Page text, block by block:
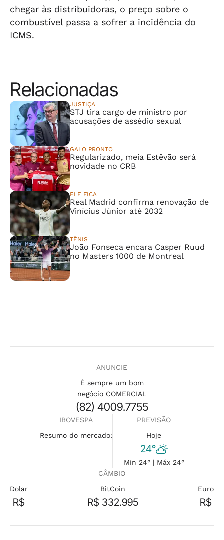
chegar às distribuidoras, o preço sobre o
combustível passa a sofrer a incidência do
ICMS.
Relacionadas
JUSTIÇA
STJ tira cargo de ministro por
acusações de assédio sexual
GALO PRONTO
Regularizado, meia Estêvão será
novidade no CRB
ELE FICA
Real Madrid confirma renovação de
Vinícius Júnior até 2032
TÊNIS
João Fonseca encara Casper Ruud
no Masters 1000 de Montreal
ANUNCIE
É sempre um bom
negócio COMERCIAL
(82) 4009.7755
IBOVESPA
Resumo do mercado:
PREVISÃO
Hoje
24°
Min 24° | Máx 24°
CÂMBIO
Dolar
R$
BitCoin
R$ 332.995
Euro
R$